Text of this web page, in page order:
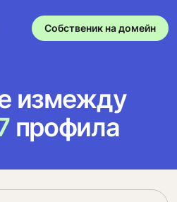
Собственик на домейн
измежду
профила